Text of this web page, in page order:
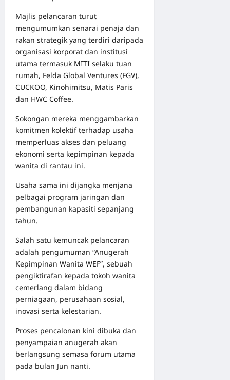
Majlis pelancaran turut
mengumumkan senarai penaja dan
rakan strategik yang terdiri daripada
organisasi korporat dan institusi
utama termasuk MITI selaku tuan
rumah, Felda Global Ventures (FGV),
CUCKOO, Kinohimitsu, Matis Paris
dan HWC Coffee.
Sokongan mereka menggambarkan
komitmen kolektif terhadap usaha
memperluas akses dan peluang
ekonomi serta kepimpinan kepada
wanita di rantau ini.
Usaha sama ini dijangka menjana
pelbagai program jaringan dan
pembangunan kapasiti sepanjang
tahun.
Salah satu kemuncak pelancaran
adalah pengumuman “Anugerah
Kepimpinan Wanita WEF”, sebuah
pengiktirafan kepada tokoh wanita
cemerlang dalam bidang
perniagaan, perusahaan sosial,
inovasi serta kelestarian.
Proses pencalonan kini dibuka dan
penyampaian anugerah akan
berlangsung semasa forum utama
pada bulan Jun nanti.